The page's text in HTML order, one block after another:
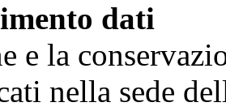
dati
e la
nella sede